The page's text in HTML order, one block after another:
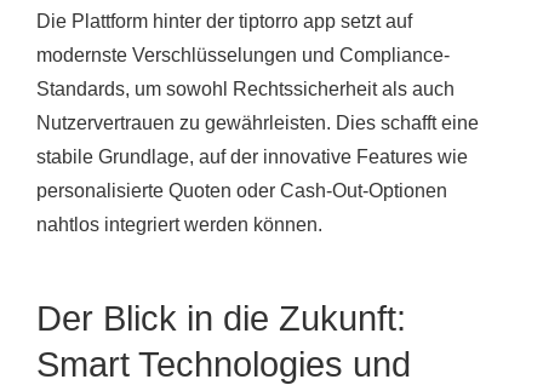
Die Plattform hinter der tiptorro app setzt auf
modernste Verschlüsselungen und Compliance-
Standards, um sowohl Rechtssicherheit als auch
Nutzervertrauen zu gewährleisten. Dies schafft eine
stabile Grundlage, auf der innovative Features wie
personalisierte Quoten oder Cash-Out-Optionen
nahtlos integriert werden können.
Der Blick in die Zukunft:
Smart Technologies und